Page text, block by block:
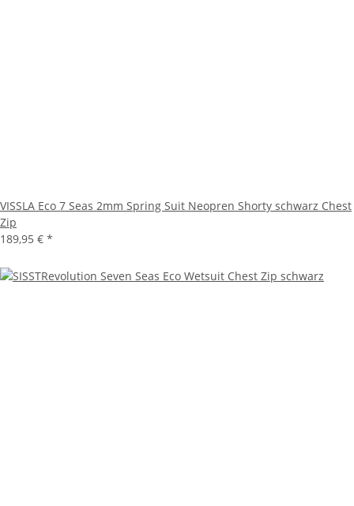
VISSLA Eco 7 Seas 2mm Spring Suit Neopren Shorty schwarz Chest
Zip
189,95 € *